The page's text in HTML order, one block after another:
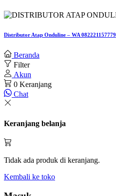
Distributor Atap Onduline – WA 082221157779
Beranda
Filter
Akun
0 Keranjang
Chat
Keranjang belanja
Tidak ada produk di keranjang.
Kembali ke toko